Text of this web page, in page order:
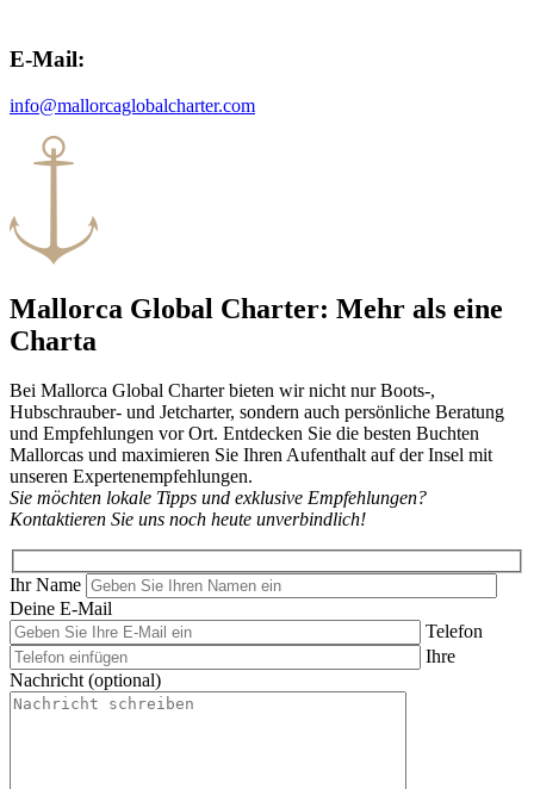
E-Mail:
info@mallorcaglobalcharter.com
Mallorca Global Charter: Mehr als eine
Charta
Bei Mallorca Global Charter bieten wir nicht nur Boots-,
Hubschrauber- und Jetcharter, sondern auch persönliche Beratung
und Empfehlungen vor Ort. Entdecken Sie die besten Buchten
Mallorcas und maximieren Sie Ihren Aufenthalt auf der Insel mit
unseren Expertenempfehlungen.
Sie möchten lokale Tipps und exklusive Empfehlungen?
Kontaktieren Sie uns noch heute unverbindlich!
Ihr Name
Deine E-Mail
Telefon
Ihre
Nachricht (optional)